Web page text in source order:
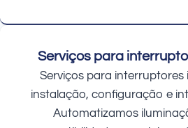
Serviços para
Serviços para interruptores
instalação, configuração e
Automatizamos